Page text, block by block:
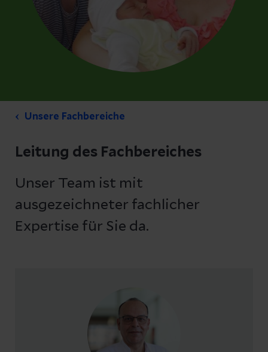
Unsere Fachbereiche
Leitung des Fachbereiches
Unser Team ist mit
ausgezeichneter fachlicher
Expertise für Sie da.